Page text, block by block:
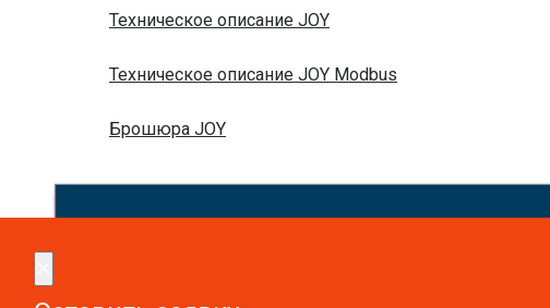
Техническое описание JOY
Техническое описание JOY Modbus
Брошюра JOY